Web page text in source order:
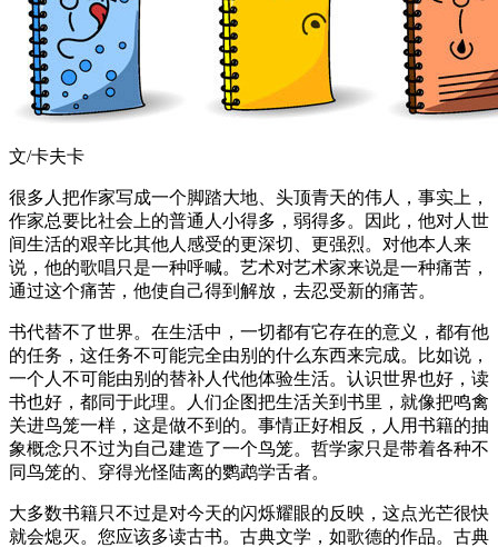
文/卡夫卡
很多人把作家写成一个脚踏大地、头顶青天的伟人，事实上，
作家总要比社会上的普通人小得多，弱得多。因此，他对人世
间生活的艰辛比其他人感受的更深切、更强烈。对他本人来
说，他的歌唱只是一种呼喊。艺术对艺术家来说是一种痛苦，
通过这个痛苦，他使自己得到解放，去忍受新的痛苦。
书代替不了世界。在生活中，一切都有它存在的意义，都有他
的任务，这任务不可能完全由别的什么东西来完成。比如说，
一个人不可能由别的替补人代他体验生活。认识世界也好，读
书也好，都同于此理。人们企图把生活关到书里，就像把鸣禽
关进鸟笼一样，这是做不到的。事情正好相反，人用书籍的抽
象概念只不过为自己建造了一个鸟笼。哲学家只是带着各种不
同鸟笼的、穿得光怪陆离的鹦鹉学舌者。
大多数书籍只不过是对今天的闪烁耀眼的反映，这点光芒很快
就会熄灭。您应该多读古书。古典文学，如歌德的作品。古典